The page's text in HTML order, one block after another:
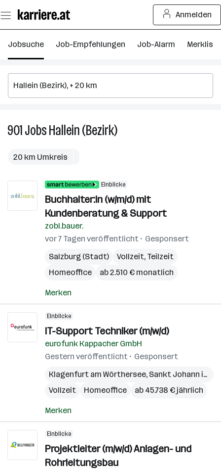
Seiteninhalt
springen
Anmelden
Jobsuche Job-Empfehlungen Job-Alarm Merkliste
901JobsHallein (Bezirk)901
20 km Umkreis
Einblicke
Buchhalter:in (w/m/d) mit
Kundenberatung & Support
zobl.bauer.
vor 7 Tagen veröffentlicht
Gesponsert
Salzburg (Stadt)
Vollzeit, Teilzeit
Homeoffice
ab 2.510 € monatlich
Merken
Einblicke
IT-Support Techniker (m/w/d)
eurofunk Kappacher GmbH
Gestern veröffentlicht
Gesponsert
Klagenfurt am Wörthersee, Sankt Johann im Pongau
Vollzeit
Homeoffice ab 45.738 € jährlich
Merken
Einblicke
Projektleiter (m/w/d) Anlagen- und
Rohrleitungsbau